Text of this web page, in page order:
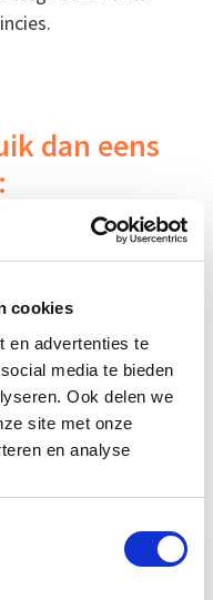
cookies
en advertenties te
media te bieden
Ook delen we
site met onze
en analyse
dan eens
Start wo 16 sep
Start wo 28
okt
Start do